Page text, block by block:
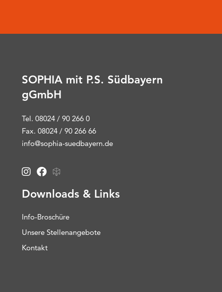
SOPHIA mit P.S. Südbayern
gGmbH
Tel. 08024 / 90 266 0
Fax. 08024 / 90 266 66
info@sophia-suedbayern.de
Downloads & Links
Info-Broschüre
Unsere Stellenangebote
Kontakt